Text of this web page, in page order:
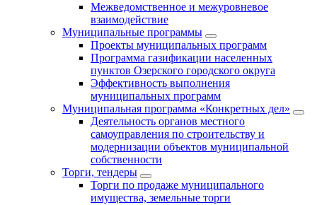
Межведомственное и межуровневое
взаимодействие
Муниципальные программы
Проекты муниципальных программ
Программа газификации населенных
пунктов Озерского городского округа
Эффективность выполнения
муниципальных программ
Муниципальная программа «Конкретных дел»
Деятельность органов местного
самоуправления по строительству и
модернизации объектов муниципальной
собственности
Торги, тендеры
Торги по продаже муниципального
имущества, земельные торги